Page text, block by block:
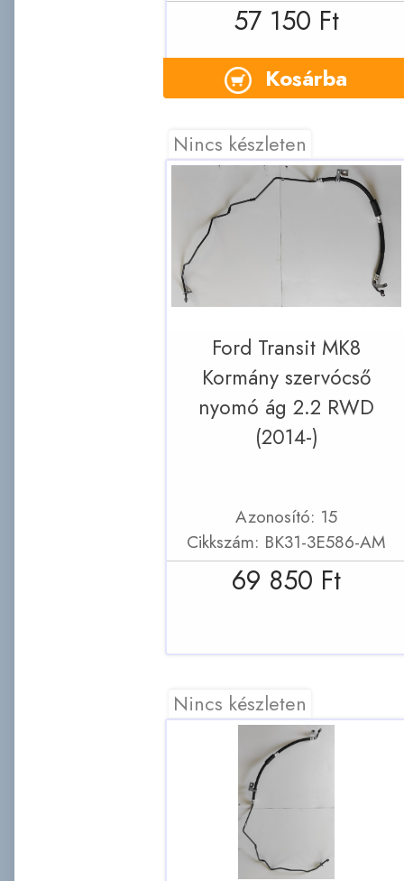
57 150 Ft
Kosárba
Nincs készleten
Ford Transit MK8
Kormány szervócső
nyomó ág 2.2 RWD
(2014-)
Azonosító: 15
Cikkszám: BK31-3E586-AM
69 850 Ft
Nincs készleten